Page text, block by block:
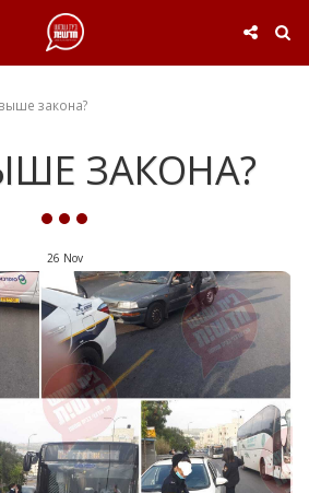
закона?
ЗАКОНА?
26 Nov